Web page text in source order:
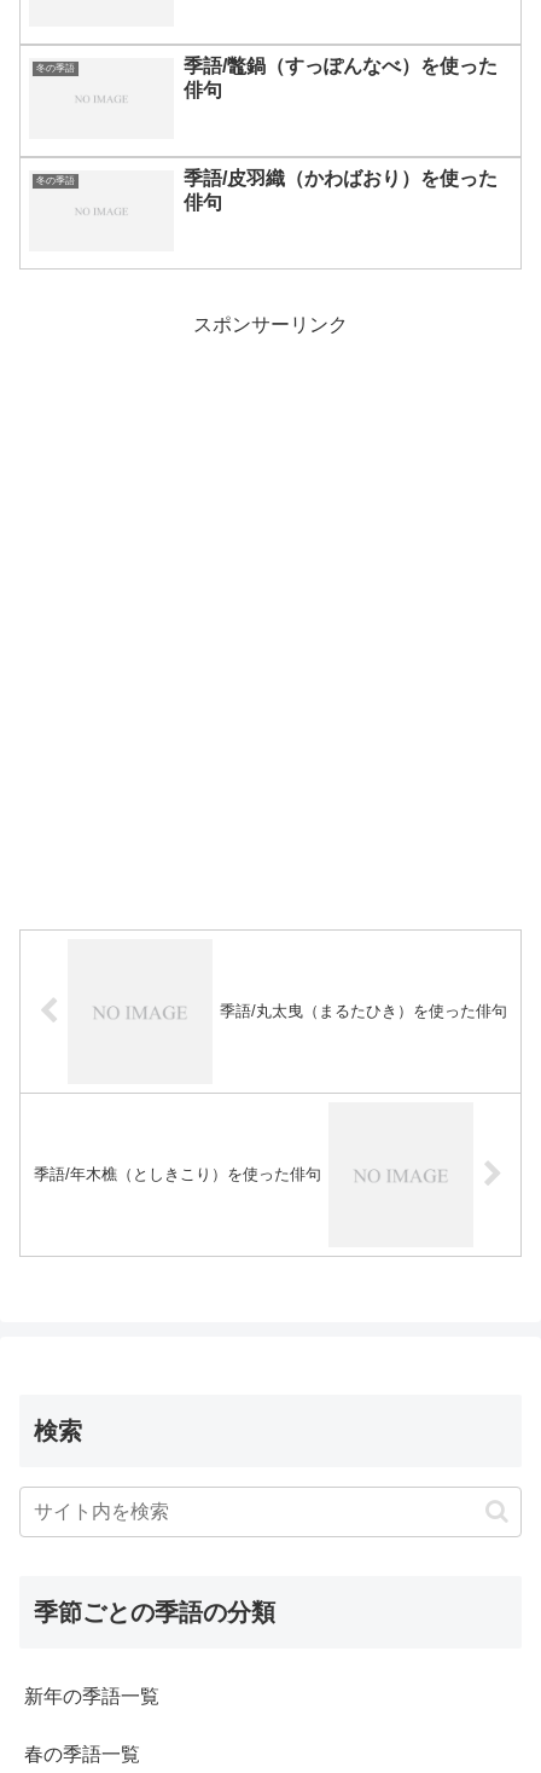
冬の季語
季語/鼈鍋（すっぽんなべ）を使った
俳句
冬の季語
季語/皮羽織（かわばおり）を使った
俳句
スポンサーリンク
季語/丸太曳（まるたひき）を使った俳句
季語/年木樵（としきこり）を使った俳句
検索
季節ごとの季語の分類
新年の季語一覧
春の季語一覧